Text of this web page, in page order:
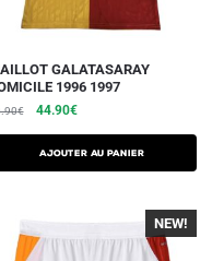
GALATASARAY
1996 1997
€ 44.90€
AJOUTER AU PANIER
NEW!